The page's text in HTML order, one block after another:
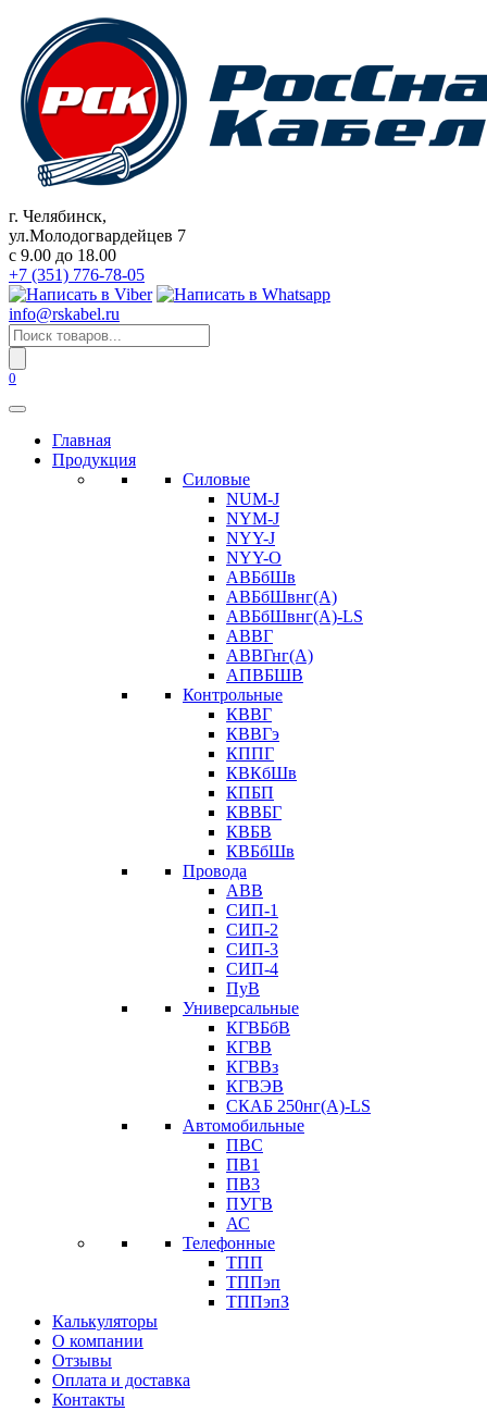
содержанию
г. Челябинск,
ул.Молодогвардейцев 7
c 9.00 до 18.00
+7 (351) 776-78-05
info@rskabel.ru
Поиск
товаров
0
Главная
Продукция
Силовые
NUM-J
NYM-J
NYY-J
NYY-O
АВБбШв
АВБбШвнг(А)
АВБбШвнг(А)-LS
АВВГ
АВВГнг(А)
АПВБШВ
Контрольные
КВВГ
КВВГэ
КППГ
КВКбШв
КПБП
КВВБГ
КВБВ
КВБбШв
Провода
АВВ
СИП-1
СИП-2
СИП-3
СИП-4
ПуВ
Универсальные
КГВБбВ
КГВВ
КГВВз
КГВЭВ
СКАБ 250нг(А)-LS
Автомобильные
ПВС
ПВ1
ПВ3
ПУГВ
АС
Телефонные
ТПП
ТППэп
ТППэпЗ
Калькуляторы
О компании
Отзывы
Оплата и доставка
Контакты